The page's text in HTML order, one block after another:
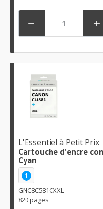
 
L'Essentiel à Petit Prix
Cartouche d'encre
Cyan
1
GNC8C581CXXL
820 pages